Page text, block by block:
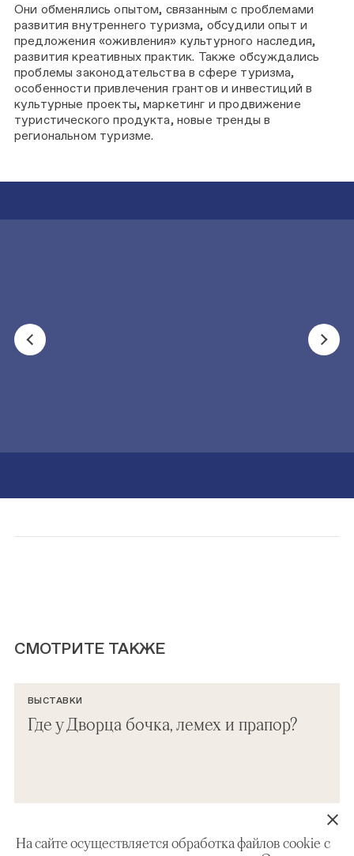
На сайте осуществляется обработка файлов cookie с
Они обменялись опытом, связанным с проблемами
развития внутреннего туризма, обсудили опыт и
предложения «оживления» культурного наследия,
развития креативных практик. Также обсуждались
проблемы законодательства в сфере туризма,
особенности привлечения грантов и инвестиций в
культурные проекты, маркетинг и продвижение
туристического продукта, новые тренды в
региональном туризме.
СМОТРИТЕ ТАКЖЕ
ВЫСТАВКИ
Где у Дворца бочка, лемех и прапор?